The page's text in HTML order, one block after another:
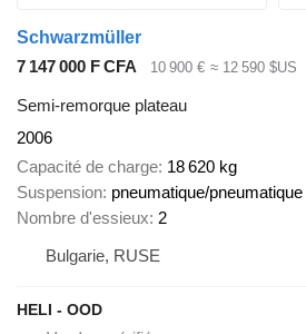
Schwarzmüller
7 147 000 F CFA
10 900 € ≈ 12 590 $US
Semi-remorque plateau
2006
Capacité de charge 18 620 kg
Suspension pneumatique/pneumatique
Nombre d'essieux 2
Bulgarie, RUSE
HELI - OOD